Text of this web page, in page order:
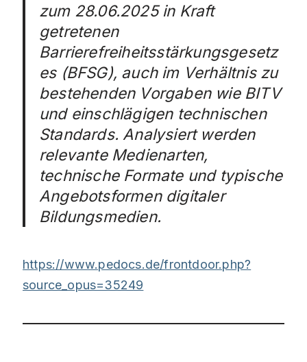
zum 28.06.2025 in Kraft
getretenen
Barrierefreiheitsstärkungsgesetz
es (BFSG), auch im Verhältnis zu
bestehenden Vorgaben wie BITV
und einschlägigen technischen
Standards. Analysiert werden
relevante Medienarten,
technische Formate und typische
Angebotsformen digitaler
Bildungsmedien.
https://www.pedocs.de/frontdoor.php?
source_opus=35249